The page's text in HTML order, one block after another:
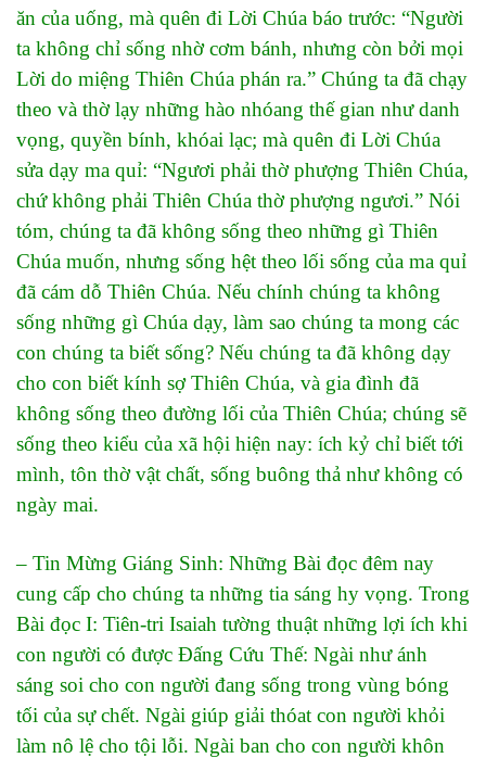
ăn của uống, mà quên đi Lời Chúa báo trước: “Người
ta không chỉ sống nhờ cơm bánh, nhưng còn bởi mọi
Lời do miệng Thiên Chúa phán ra.” Chúng ta đã chạy
theo và thờ lạy những hào nhóang thế gian như danh
vọng, quyền bính, khóai lạc; mà quên đi Lời Chúa
sửa dạy ma quỉ: “Ngươi phải thờ phượng Thiên Chúa,
chứ không phải Thiên Chúa thờ phượng ngươi.” Nói
tóm, chúng ta đã không sống theo những gì Thiên
Chúa muốn, nhưng sống hệt theo lối sống của ma quỉ
đã cám dỗ Thiên Chúa. Nếu chính chúng ta không
sống những gì Chúa dạy, làm sao chúng ta mong các
con chúng ta biết sống? Nếu chúng ta đã không dạy
cho con biết kính sợ Thiên Chúa, và gia đình đã
không sống theo đường lối của Thiên Chúa; chúng sẽ
sống theo kiểu của xã hội hiện nay: ích kỷ chỉ biết tới
mình, tôn thờ vật chất, sống buông thả như không có
ngày mai.
– Tin Mừng Giáng Sinh: Những Bài đọc đêm nay
cung cấp cho chúng ta những tia sáng hy vọng. Trong
Bài đọc I: Tiên-tri Isaiah tường thuật những lợi ích khi
con người có được Đấng Cứu Thế: Ngài như ánh
sáng soi cho con người đang sống trong vùng bóng
tối của sự chết. Ngài giúp giải thóat con người khỏi
làm nô lệ cho tội lỗi. Ngài ban cho con người khôn